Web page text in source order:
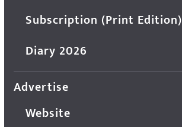
Subscription (Print Edition)
Diary 2026
Advertise
Website